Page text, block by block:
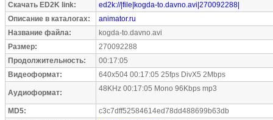
Скачать ED2K link:
ed2k://|file|kogda-to.davno.avi|270092288|
Описание в каталогах:
animator.ru
Название файла:
kogda-to.davno.avi
Размер:
270092288
Продолжительность:
00:17:05
Видеоформат:
640x504 00:17:05 25fps DivX5 2Mbps
Аудиоформат: 48KHz 00:17:05 Mono 96Kbps mp3
MD5:
c3c7dff52584614ed78dd488699b63db